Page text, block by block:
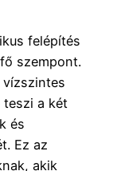
felépítés
szempont.
vízszintes
teszi a két
és
Ez az
akik